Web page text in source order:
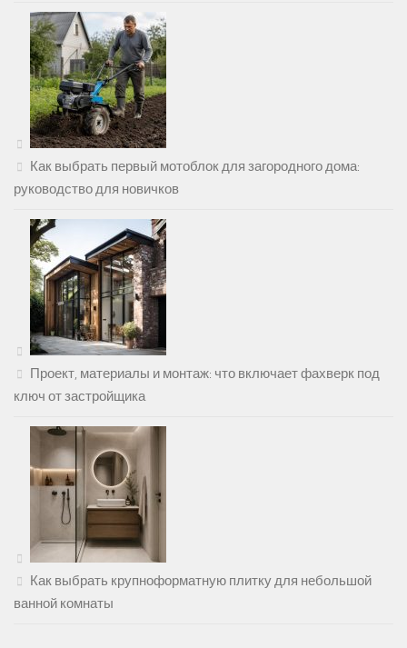
Как выбрать первый мотоблок для загородного дома:
руководство для новичков
Проект, материалы и монтаж: что включает фахверк под
ключ от застройщика
Как выбрать крупноформатную плитку для небольшой
ванной комнаты